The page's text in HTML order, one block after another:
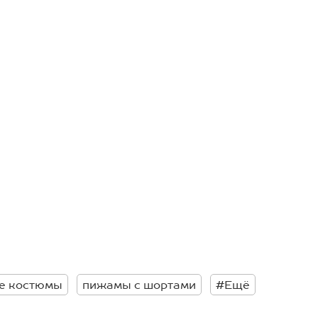
костюмы пижамы с шортами #Ещё